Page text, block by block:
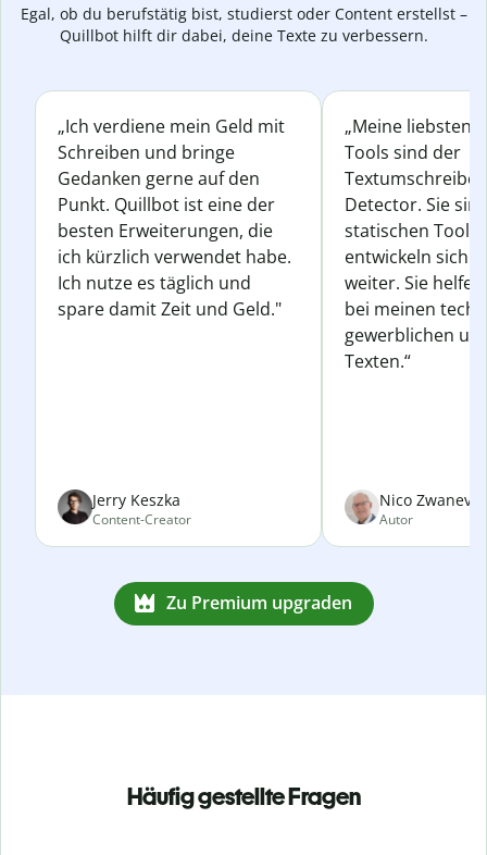
Egal, ob du berufstätig bist, studierst oder Content erstellst –
Quillbot hilft dir dabei, deine Texte zu verbessern.
„Ich verdiene mein Geld mit
Schreiben und bringe
Gedanken gerne auf den
Punkt. Quillbot ist eine der
besten Erweiterungen, die
ich kürzlich verwendet habe.
Ich nutze es täglich und
spare damit Zeit und Geld."
Jerry Keszka
Content-Creator
„Meine liebsten
Tools sind der
Detector. Sie
statischen
entwickeln sich
weiter. Sie
bei meinen
gewerblichen
Texten.“
Nico
Autor
Zu Premium upgraden
Häufig gestellte Fragen